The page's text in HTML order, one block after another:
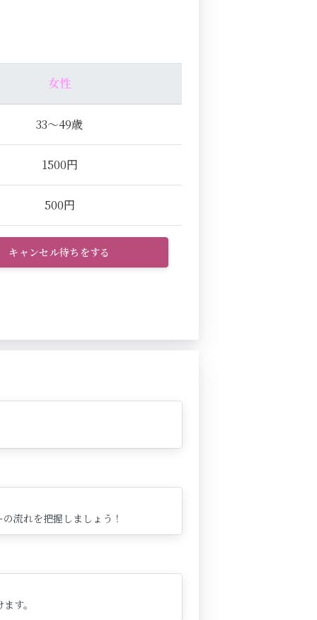
女性
33～49歳
1500円
500円
キャンセル待ちをする
流れを把握しましょう！
す。